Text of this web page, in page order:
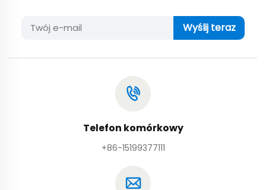
Wyślij teraz
Telefon komórkowy
+86-15199377111